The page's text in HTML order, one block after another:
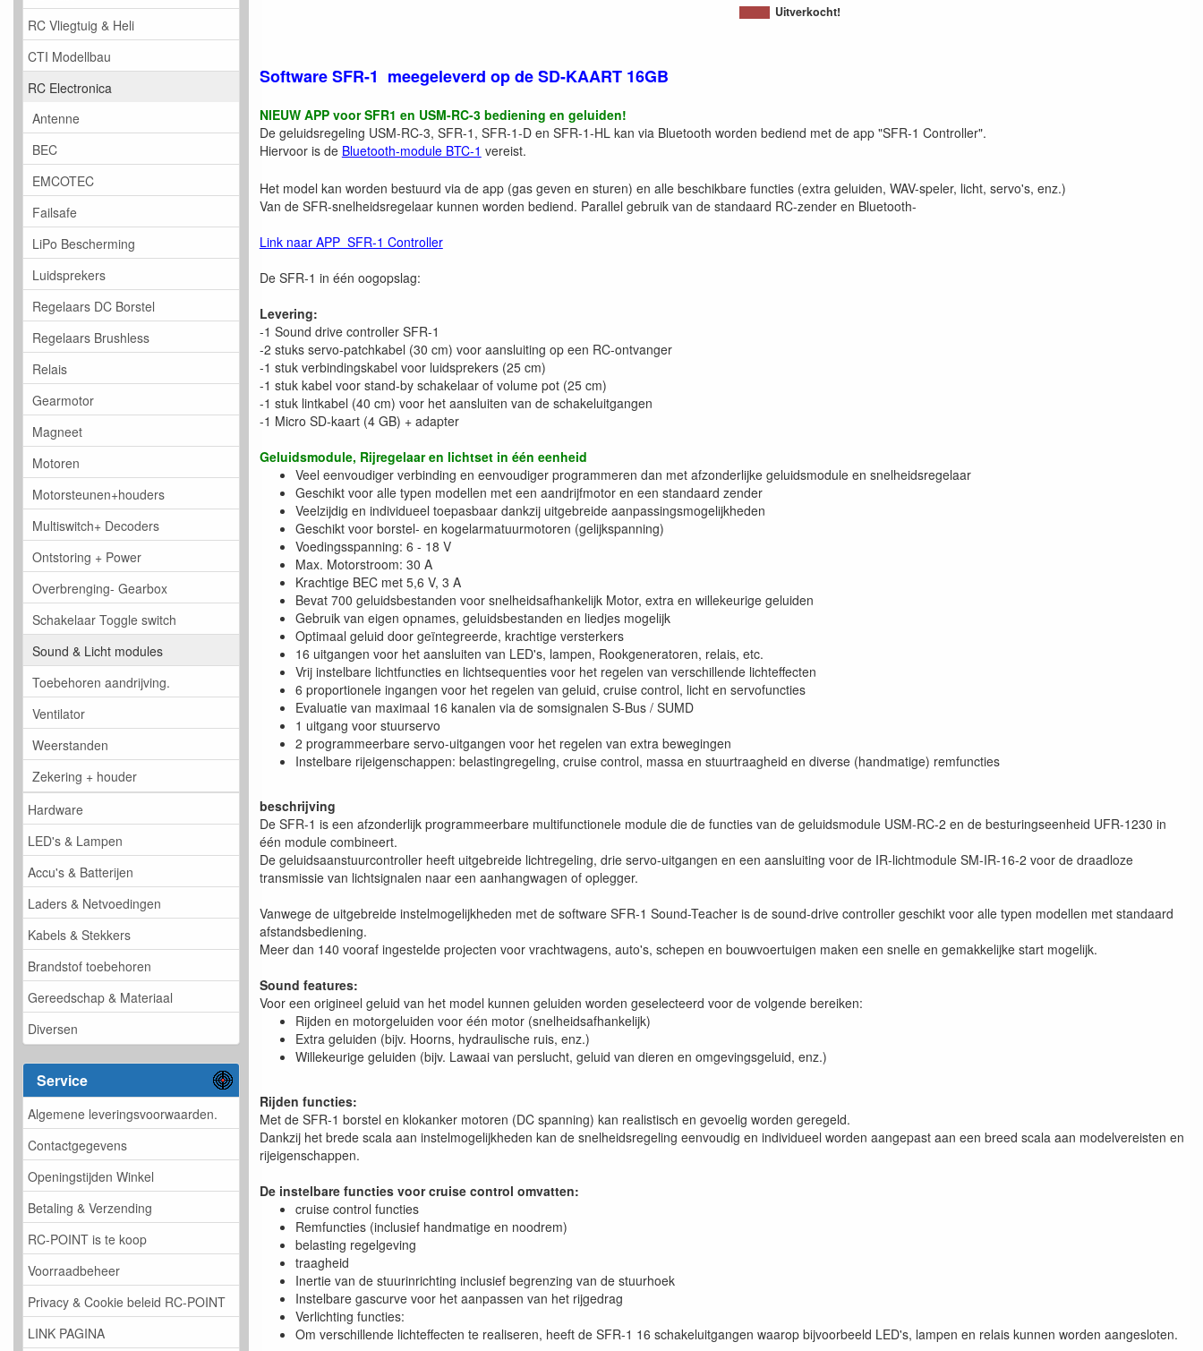
RC Vliegtuig & Heli
CTI Modellbau
RC Electronica
Antenne
BEC
EMCOTEC
Failsafe
LiPo Bescherming
Luidsprekers
Regelaars DC Borstel
Regelaars Brushless
Relais
Gearmotor
Magneet
Motoren
Motorsteunen+houders
Multiswitch+ Decoders
Ontstoring + Power
Overbrenging- Gearbox
Schakelaar Toggle switch
Sound & Licht modules
Toebehoren aandrijving.
Ventilator
Weerstanden
Zekering + houder
Hardware
LED's & Lampen
Accu's & Batterijen
Laders & Netvoedingen
Kabels & Stekkers
Brandstof toebehoren
Gereedschap & Materiaal
Diversen
Service
Algemene leveringsvoorwaarden.
Contactgegevens
Openingstijden Winkel
Betaling & Verzending
RC-POINT is te koop
Voorraadbeheer
Privacy & Cookie beleid RC-POINT
LINK PAGINA
Uitverkocht!
Software SFR-1 meegeleverd op de SD-KAART 16GB
NIEUW APP voor SFR1 en USM-RC-3 bediening en geluiden!
De geluidsregeling USM-RC-3, SFR-1, SFR-1-D en SFR-1-HL kan via Bluetooth worden bediend met de app "SFR-1 Controller".
Hiervoor is de Bluetooth-module BTC-1 vereist.
Het model kan worden bestuurd via de app (gas geven en sturen) en alle beschikbare functies (extra geluiden, WAV-speler, licht, servo's, enz.)
Van de SFR-snelheidsregelaar kunnen worden bediend. Parallel gebruik van de standaard RC-zender en Bluetooth-
Link naar APP SFR-1 Controller
De SFR-1 in één oogopslag:
Levering:
-1 Sound drive controller SFR-1
-2 stuks servo-patchkabel (30 cm) voor aansluiting op een RC-ontvanger
-1 stuk verbindingskabel voor luidsprekers (25 cm)
-1 stuk kabel voor stand-by schakelaar of volume pot (25 cm)
-1 stuk lintkabel (40 cm) voor het aansluiten van de schakeluitgangen
-1 Micro SD-kaart (4 GB) + adapter
Geluidsmodule, Rijregelaar en lichtset in één eenheid
Veel eenvoudiger verbinding en eenvoudiger programmeren dan met afzonderlijke geluidsmodule en snelheidsregelaar
Geschikt voor alle typen modellen met een aandrijfmotor en een standaard zender
Veelzijdig en individueel toepasbaar dankzij uitgebreide aanpassingsmogelijkheden
Geschikt voor borstel- en kogelarmatuurmotoren (gelijkspanning)
Voedingsspanning: 6 - 18 V
Max. Motorstroom: 30 A
Krachtige BEC met 5,6 V, 3 A
Bevat 700 geluidsbestanden voor snelheidsafhankelijk Motor, extra en willekeurige geluiden
Gebruik van eigen opnames, geluidsbestanden en liedjes mogelijk
Optimaal geluid door geïntegreerde, krachtige versterkers
16 uitgangen voor het aansluiten van LED's, lampen, Rookgeneratoren, relais, etc.
Vrij instelbare lichtfuncties en lichtsequenties voor het regelen van verschillende lichteffecten
6 proportionele ingangen voor het regelen van geluid, cruise control, licht en servofuncties
Evaluatie van maximaal 16 kanalen via de somsignalen S-Bus / SUMD
1 uitgang voor stuurservo
2 programmeerbare servo-uitgangen voor het regelen van extra bewegingen
Instelbare rijeigenschappen: belastingregeling, cruise control, massa en stuurtraagheid en diverse (handmatige) remfuncties
beschrijving
De SFR-1 is een afzonderlijk programmeerbare multifunctionele module die de functies van de geluidsmodule USM-RC-2 en de besturingseenheid UFR-1230 in
één module combineert.
De geluidsaanstuurcontroller heeft uitgebreide lichtregeling, drie servo-uitgangen en een aansluiting voor de IR-lichtmodule SM-IR-16-2 voor de draadloze
transmissie van lichtsignalen naar een aanhangwagen of oplegger.
Vanwege de uitgebreide instelmogelijkheden met de software SFR-1 Sound-Teacher is de sound-drive controller geschikt voor alle typen modellen met standaard
afstandsbediening.
Meer dan 140 vooraf ingestelde projecten voor vrachtwagens, auto's, schepen en bouwvoertuigen maken een snelle en gemakkelijke start mogelijk.
Sound features:
Voor een origineel geluid van het model kunnen geluiden worden geselecteerd voor de volgende bereiken:
Rijden en motorgeluiden voor één motor (snelheidsafhankelijk)
Extra geluiden (bijv. Hoorns, hydraulische ruis, enz.)
Willekeurige geluiden (bijv. Lawaai van perslucht, geluid van dieren en omgevingsgeluid, enz.)
Rijden functies:
Met de SFR-1 borstel en klokanker motoren (DC spanning) kan realistisch en gevoelig worden geregeld.
Dankzij het brede scala aan instelmogelijkheden kan de snelheidsregeling eenvoudig en individueel worden aangepast aan een breed scala aan modelvereisten en
rijeigenschappen.
De instelbare functies voor cruise control omvatten:
cruise control functies
Remfuncties (inclusief handmatige en noodrem)
belasting regelgeving
traagheid
Inertie van de stuurinrichting inclusief begrenzing van de stuurhoek
Instelbare gascurve voor het aanpassen van het rijgedrag
Verlichting functies:
Om verschillende lichteffecten te realiseren, heeft de SFR-1 16 schakeluitgangen waarop bijvoorbeeld LED's, lampen en relais kunnen worden aangesloten.